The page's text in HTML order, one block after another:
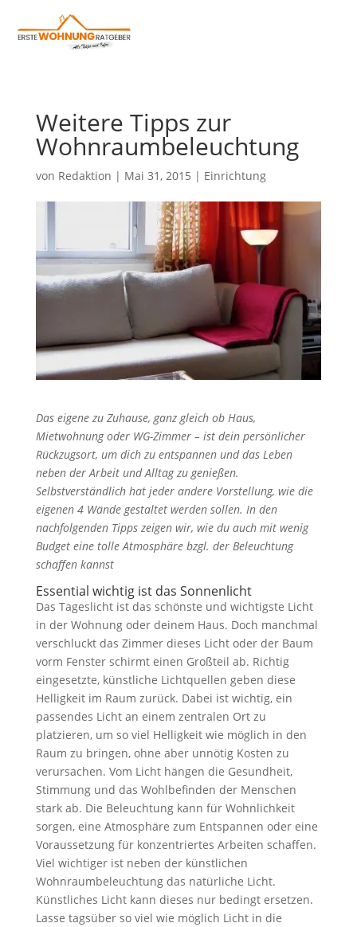
Weitere Tipps zur
Wohnraumbeleuchtung
von Redaktion | Mai 31, 2015 | Einrichtung
Das eigene zu Zuhause, ganz gleich ob Haus,
Mietwohnung oder WG-Zimmer – ist dein persönlicher
Rückzugsort, um dich zu entspannen und das Leben
neben der Arbeit und Alltag zu genießen.
Selbstverständlich hat jeder andere Vorstellung, wie die
eigenen 4 Wände gestaltet werden sollen. In den
nachfolgenden Tipps zeigen wir, wie du auch mit wenig
Budget eine tolle Atmosphäre bzgl. der Beleuchtung
schaffen kannst
Essential wichtig ist das Sonnenlicht
Das Tageslicht ist das schönste und wichtigste Licht
in der Wohnung oder deinem Haus. Doch manchmal
verschluckt das Zimmer dieses Licht oder der Baum
vorm Fenster schirmt einen Großteil ab. Richtig
eingesetzte, künstliche Lichtquellen geben diese
Helligkeit im Raum zurück. Dabei ist wichtig, ein
passendes Licht an einem zentralen Ort zu
platzieren, um so viel Helligkeit wie möglich in den
Raum zu bringen, ohne aber unnötig Kosten zu
verursachen. Vom Licht hängen die Gesundheit,
Stimmung und das Wohlbefinden der Menschen
stark ab. Die Beleuchtung kann für Wohnlichkeit
sorgen, eine Atmosphäre zum Entspannen oder eine
Voraussetzung für konzentriertes Arbeiten schaffen.
Viel wichtiger ist neben der künstlichen
Wohnraumbeleuchtung das natürliche Licht.
Künstliches Licht kann dieses nur bedingt ersetzen.
Lasse tagsüber so viel wie möglich Licht in die